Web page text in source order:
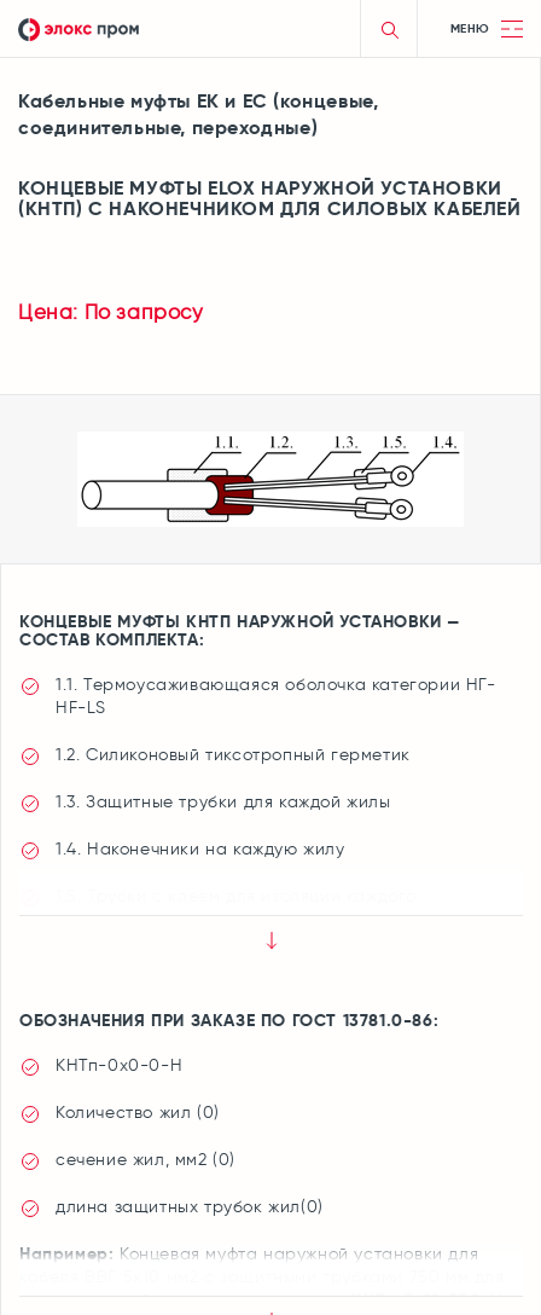
МЕНЮ
Кабельные муфты ЕК и ЕС (концевые,
соединительные, переходные)
КОНЦЕВЫЕ МУФТЫ ELOX НАРУЖНОЙ УСТАНОВКИ
(КНТП) С НАКОНЕЧНИКОМ ДЛЯ СИЛОВЫХ КАБЕЛЕЙ
Цена: По запросу
КОНЦЕВЫЕ МУФТЫ КНТП НАРУЖНОЙ УСТАНОВКИ —
СОСТАВ КОМПЛЕКТА:
1.1. Термоусаживающаяся оболочка категории НГ-
НF-LS
1.2. Силиконовый тиксотропный герметик
1.3. Защитные трубки для каждой жилы
1.4. Наконечники на каждую жилу
наконечника
ОБОЗНАЧЕНИЯ ПРИ ЗАКАЗЕ ПО ГОСТ 13781.0-86:
КНТп-0х0-0-Н
Количество жил (0)
сечение жил, мм2 (0)
длина защитных трубок жил(0)
Например: Концевая муфта наружной установки для
защиты каждой жилы обозначается —КНТп-5х10-750-Н